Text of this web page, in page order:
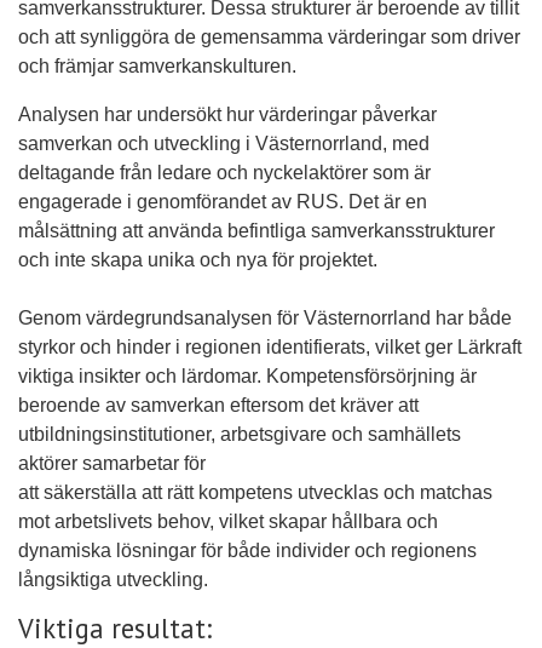
samverkansstrukturer. Dessa strukturer är beroende av tillit
och att synliggöra de gemensamma värderingar som driver
och främjar samverkanskulturen.
Analysen har undersökt hur värderingar påverkar
samverkan och utveckling i Västernorrland, med
deltagande från ledare och nyckelaktörer som är
engagerade i genomförandet av RUS. Det är en
målsättning att använda befintliga samverkansstrukturer
och inte skapa unika och nya för projektet.
Genom värdegrundsanalysen för Västernorrland har både
styrkor och hinder i regionen identifierats, vilket ger Lärkraft
viktiga insikter och lärdomar. Kompetensförsörjning är
beroende av samverkan eftersom det kräver att
utbildningsinstitutioner, arbetsgivare och samhällets
aktörer samarbetar för
att säkerställa att rätt kompetens utvecklas och matchas
mot arbetslivets behov, vilket skapar hållbara och
dynamiska lösningar för både individer och regionens
långsiktiga utveckling.
Viktiga resultat: